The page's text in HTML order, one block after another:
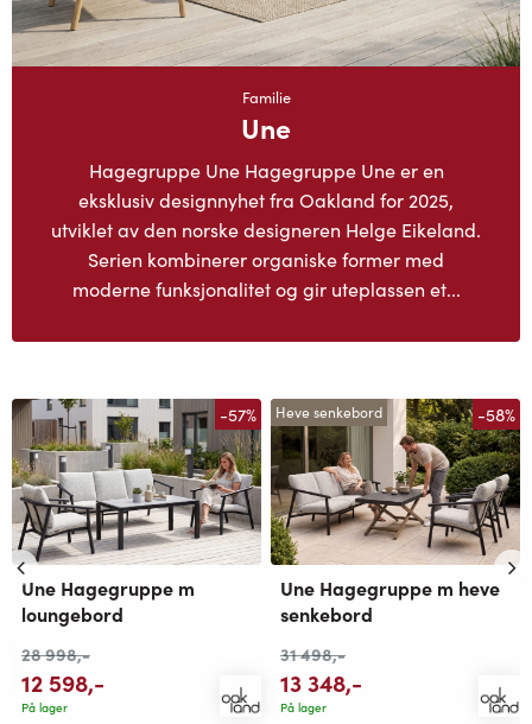
Familie
Une
Hagegruppe Une Hagegruppe Une er en
eksklusiv designnyhet fra Oakland for 2025,
utviklet av den norske designeren Helge Eikeland.
Serien kombinerer organiske former med
moderne funksjonalitet og gir uteplassen et...
-57%
Une Hagegruppe m
loungebord
28 998,-
12 598,-
På lager
Heve senkebord -58%
Une Hagegruppe m heve
senkebord
31 498,-
13 348,-
På lager